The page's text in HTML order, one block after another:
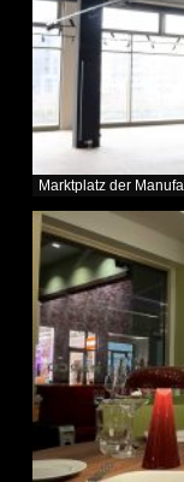
Marktplatz der